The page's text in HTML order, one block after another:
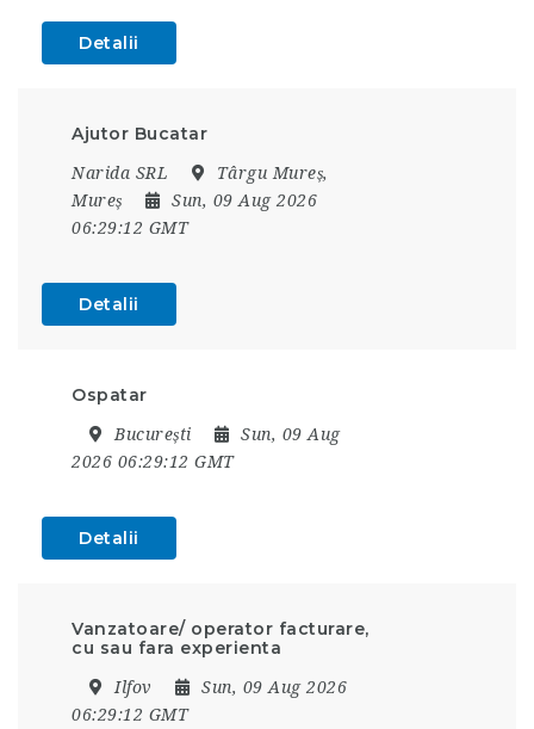
Detalii
Ajutor Bucatar
Narida SRL
Târgu Mureș,
Mureș
Sun, 09 Aug 2026
06:29:12 GMT
Detalii
Ospatar
București
Sun, 09 Aug
2026 06:29:12 GMT
Detalii
Vanzatoare/ operator facturare,
cu sau fara experienta
Ilfov
Sun, 09 Aug 2026
06:29:12 GMT